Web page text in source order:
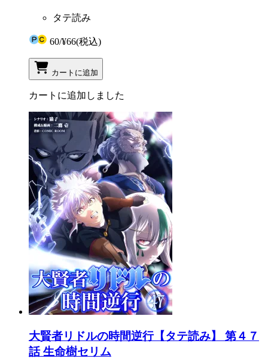
タテ読み
60/¥66(税込)
カートに追加
カートに追加しました
大賢者リドルの時間逆行【タテ読み】 第４７
話 生命樹セリム